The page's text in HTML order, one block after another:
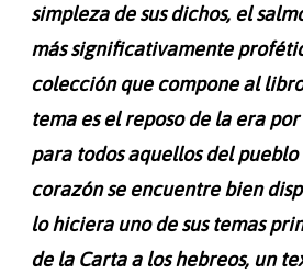
b
o
o
s
A
p
g
r
a
simpleza de sus dichos, el
más significativamente
colección que compone al libro
tema es el reposo de la era
para todos aquellos del pueblo
corazón se encuentre bien
lo hiciera uno de sus temas
de la Carta a los hebreos, un